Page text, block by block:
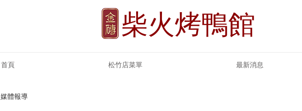
柴火烤鴨館
首頁 松竹店菜單 最新消息
媒體報導